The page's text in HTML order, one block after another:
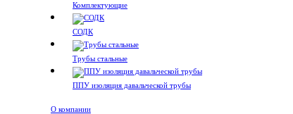
Комплектующие
СОДК
Трубы стальные
ППУ изоляция давальческой трубы
О компании